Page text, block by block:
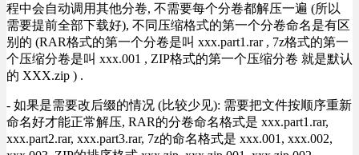
程中会自动调用其他分卷, 不需要每个分卷都解压一遍 (所以
需要提前全部下载好), 不同压缩格式的第一个分卷命名是有区
别的 (RAR格式的第一个分卷是叫 xxx.part1.rar , 7z格式的第一
个压缩分卷是叫 xxx.001 , ZIP格式的第一个压缩分卷 就是默认
的 XXX.zip ) .
- 如果是需要改后缀的情况 (比较少见): 需要把文件按顺序重新
命名好才能正常解压, RAR的分卷命名格式是 xxx.part1.rar,
xxx.part2.rar, xxx.part3.rar, 7z的命名格式是 xxx.001, xxx.002,